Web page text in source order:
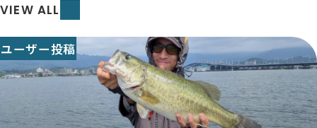
VIEW ALL
ユーザー投稿